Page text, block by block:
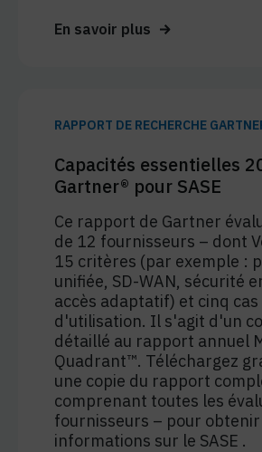
En savoir plus
RAPPORT DE RECHERCHE
Capacités essentielles
Gartner® pour SASE
Ce rapport de Gartner
de 12 fournisseurs – dont
15 critères (par exemple :
unifiée, SD-WAN, sécurité
accès adaptatif) et cinq cas
d'utilisation. Il s'agit d'un
détaillé au rapport annuel
Quadrant™. Téléchargez
une copie du rapport
comprenant toutes les
fournisseurs – pour obtenir
informations sur le SASE .